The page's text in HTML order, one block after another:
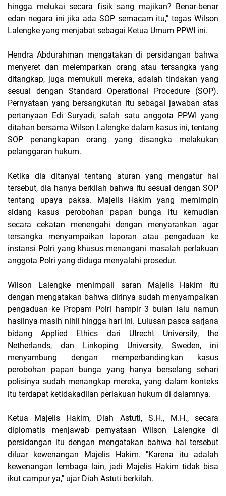
hingga melukai secara fisik sang majikan? Benar-benar
edan negara ini jika ada SOP semacam itu," tegas Wilson
Lalengke yang menjabat sebagai Ketua Umum PPWI ini.
Hendra Abdurahman mengatakan di persidangan bahwa
menyeret dan melemparkan orang atau tersangka yang
ditangkap, juga memukuli mereka, adalah tindakan yang
sesuai dengan Standard Operational Procedure (SOP).
Pernyataan yang bersangkutan itu sebagai jawaban atas
pertanyaan Edi Suryadi, salah satu anggota PPWI yang
ditahan bersama Wilson Lalengke dalam kasus ini, tentang
SOP penangkapan orang yang disangka melakukan
pelanggaran hukum.
Ketika dia ditanyai tentang aturan yang mengatur hal
tersebut, dia hanya berkilah bahwa itu sesuai dengan SOP
tentang upaya paksa. Majelis Hakim yang memimpin
sidang kasus perobohan papan bunga itu kemudian
secara cekatan menengahi dengan menyarankan agar
tersangka menyampaikan laporan atau pengaduan ke
instansi Polri yang khusus menangani masalah perlakuan
anggota Polri yang diduga menyalahi prosedur.
Wilson Lalengke menimpali saran Majelis Hakim itu
dengan mengatakan bahwa dirinya sudah menyampaikan
pengaduan ke Propam Polri hampir 3 bulan lalu namun
hasilnya masih nihil hingga hari ini. Lulusan pasca sarjana
bidang Applied Ethics dari Utrecht University, the
Netherlands, dan Linkoping University, Sweden, ini
menyambung dengan memperbandingkan kasus
perobohan papan bunga yang hanya berselang sehari
polisinya sudah menangkap mereka, yang dalam konteks
itu terdapat ketidakadilan perlakuan hukum di dalamnya.
Ketua Majelis Hakim, Diah Astuti, S.H., M.H., secara
diplomatis menjawab pernyataan Wilson Lalengke di
persidangan itu dengan mengatakan bahwa hal tersebut
diluar kewenangan Majelis Hakim. "Karena itu adalah
kewenangan lembaga lain, jadi Majelis Hakim tidak bisa
ikut campur ya," ujar Diah Astuti berkilah.